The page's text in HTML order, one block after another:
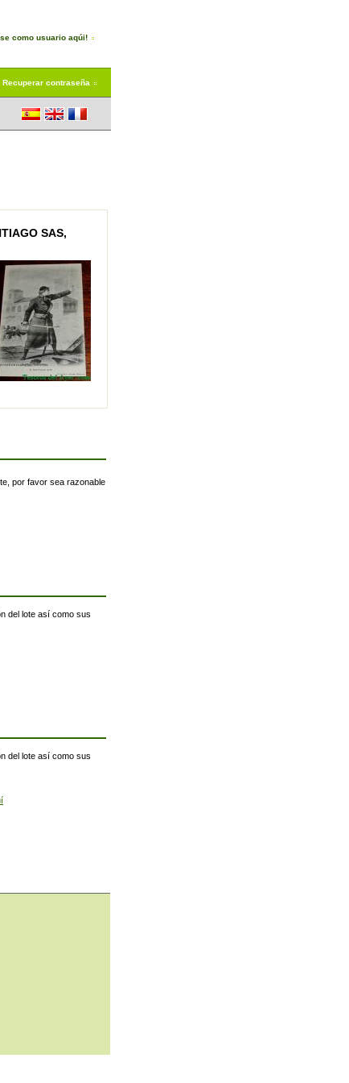
como usuario aqúi!
Recuperar contraseña
SAS,
por favor sea razonable
del lote así como sus
del lote así como sus